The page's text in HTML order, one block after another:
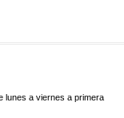
lunes a viernes a primera